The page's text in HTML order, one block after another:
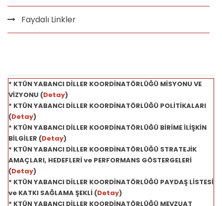
Faydalı Linkler
* KTÜN YABANCI DİLLER KOORDİNATÖRLÜĞÜ MİSYONU VE
VİZYONU (Detay)
* KTÜN YABANCI DİLLER KOORDİNATÖRLÜĞÜ POLİTİKALARI
(Detay)
* KTÜN YABANCI DİLLER KOORDİNATÖRLÜĞÜ BİRİME İLİŞKİN
BİLGİLER (Detay)
* KTÜN YABANCI DİLLER KOORDİNATÖRLÜĞÜ STRATEJİK
AMAÇLARI, HEDEFLERİ ve PERFORMANS GÖSTERGELERİ
(Detay)
* KTÜN YABANCI DİLLER KOORDİNATÖRLÜĞÜ PAYDAŞ LİSTESİ
ve KATKI SAĞLAMA ŞEKLİ (Detay)
* KTÜN YABANCI DİLLER KOORDİNATÖRLÜĞÜ MEVZUAT